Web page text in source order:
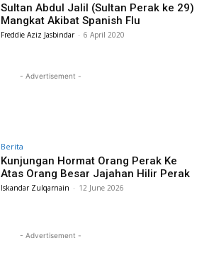
Sultan Abdul Jalil (Sultan Perak ke 29)
Mangkat Akibat Spanish Flu
Freddie Aziz Jasbindar - 6 April 2020
- Advertisement -
Berita
Kunjungan Hormat Orang Perak Ke
Atas Orang Besar Jajahan Hilir Perak
Iskandar Zulqarnain - 12 June 2026
- Advertisement -